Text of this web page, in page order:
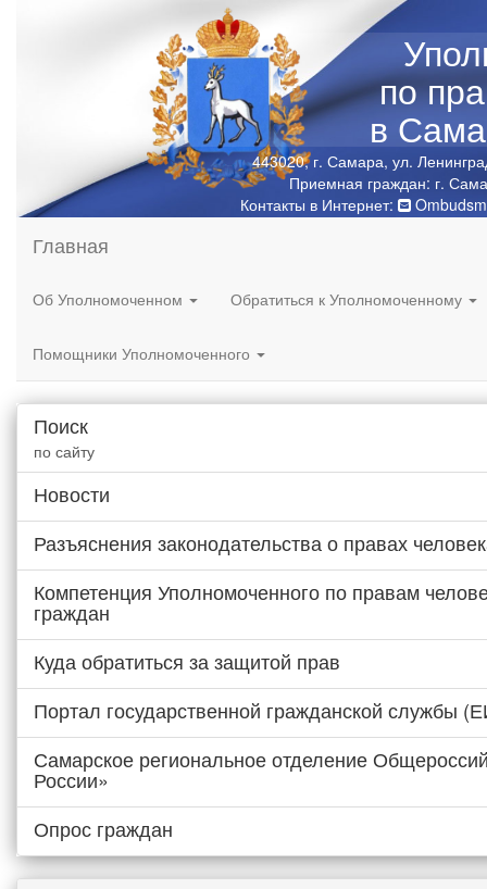
по
в
443020, г. Самара, ул.
Приемная граждан: г.
Контакты в Интернет:
Главная
Об Уполномоченном Обратиться к Уполномоченному
Помощники Уполномоченного
Поиск
по сайту
Новости
Разъяснения законодательства о правах
Компетенция Уполномоченного по правам
граждан
Куда обратиться за защитой прав
Портал государственной гражданской службы
Самарское региональное отделение
России»
Опрос граждан